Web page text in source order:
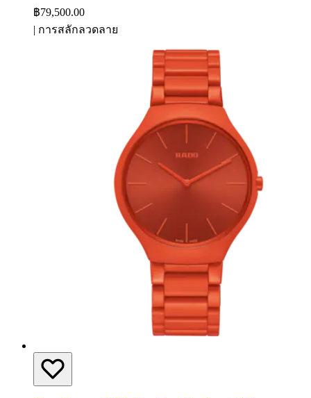
฿79,500.00
| การสลักลวดลาย